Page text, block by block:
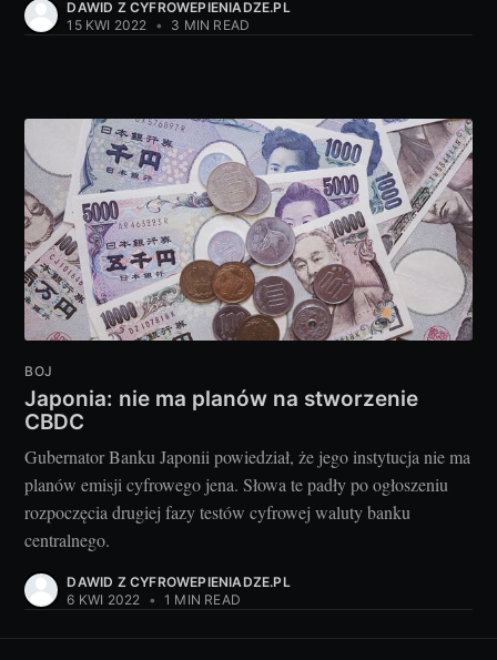
DAWID Z CYFROWEPIENIADZE.PL
15 KWI 2022 • 3 MIN READ
BOJ
Japonia: nie ma planów na stworzenie
CBDC
Gubernator Banku Japonii powiedział, że jego instytucja nie ma
planów emisji cyfrowego jena. Słowa te padły po ogłoszeniu
rozpoczęcia drugiej fazy testów cyfrowej waluty banku
centralnego.
DAWID Z CYFROWEPIENIADZE.PL
6 KWI 2022 • 1 MIN READ